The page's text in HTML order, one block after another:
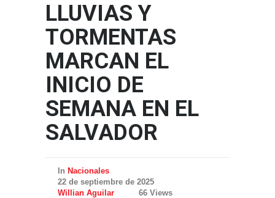
LLUVIAS Y
TORMENTAS
MARCAN EL
INICIO DE
SEMANA EN EL
SALVADOR
In Nacionales
22 de septiembre de 2025
Willian Aguilar
66 Views